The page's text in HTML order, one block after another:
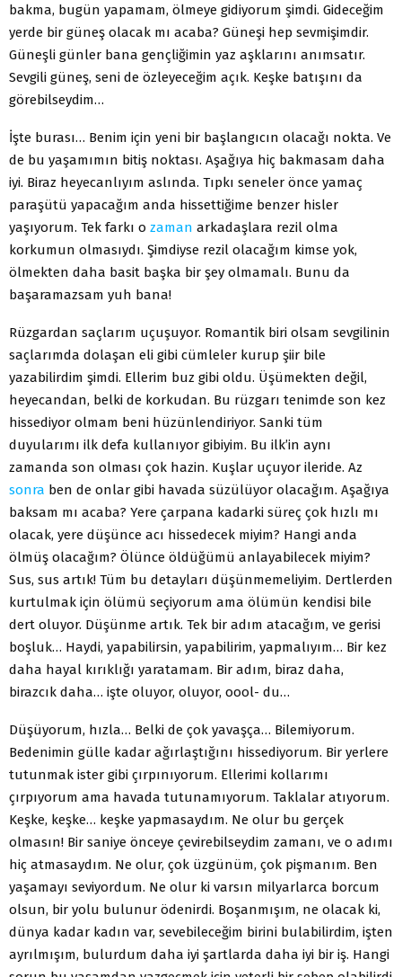
bakma, bugün yapamam, ölmeye gidiyorum şimdi. Gideceğim
yerde bir güneş olacak mı acaba? Güneşi hep sevmişimdir.
Güneşli günler bana gençliğimin yaz aşklarını anımsatır.
Sevgili güneş, seni de özleyeceğim açık. Keşke batışını da
görebilseydim…
İşte burası… Benim için yeni bir başlangıcın olacağı nokta. Ve
de bu yaşamımın bitiş noktası. Aşağıya hiç bakmasam daha
iyi. Biraz heyecanlıyım aslında. Tıpkı seneler önce yamaç
paraşütü yapacağım anda hissettiğime benzer hisler
yaşıyorum. Tek farkı o zaman arkadaşlara rezil olma
korkumun olmasıydı. Şimdiyse rezil olacağım kimse yok,
ölmekten daha basit başka bir şey olmamalı. Bunu da
başaramazsam yuh bana!
Rüzgardan saçlarım uçuşuyor. Romantik biri olsam sevgilinin
saçlarımda dolaşan eli gibi cümleler kurup şiir bile
yazabilirdim şimdi. Ellerim buz gibi oldu. Üşümekten değil,
heyecandan, belki de korkudan. Bu rüzgarı tenimde son kez
hissediyor olmam beni hüzünlendiriyor. Sanki tüm
duyularımı ilk defa kullanıyor gibiyim. Bu ilk’in aynı
zamanda son olması çok hazin. Kuşlar uçuyor ileride. Az
sonra ben de onlar gibi havada süzülüyor olacağım. Aşağıya
baksam mı acaba? Yere çarpana kadarki süreç çok hızlı mı
olacak, yere düşünce acı hissedecek miyim? Hangi anda
ölmüş olacağım? Ölünce öldüğümü anlayabilecek miyim?
Sus, sus artık! Tüm bu detayları düşünmemeliyim. Dertlerden
kurtulmak için ölümü seçiyorum ama ölümün kendisi bile
dert oluyor. Düşünme artık. Tek bir adım atacağım, ve gerisi
boşluk… Haydi, yapabilirsin, yapabilirim, yapmalıyım… Bir kez
daha hayal kırıklığı yaratamam. Bir adım, biraz daha,
birazcık daha… işte oluyor, oluyor, oool- du…
Düşüyorum, hızla… Belki de çok yavaşça… Bilemiyorum.
Bedenimin gülle kadar ağırlaştığını hissediyorum. Bir yerlere
tutunmak ister gibi çırpınıyorum. Ellerimi kollarımı
çırpıyorum ama havada tutunamıyorum. Taklalar atıyorum.
Keşke, keşke… keşke yapmasaydım. Ne olur bu gerçek
olmasın! Bir saniye önceye çevirebilseydim zamanı, ve o adımı
hiç atmasaydım. Ne olur, çok üzgünüm, çok pişmanım. Ben
yaşamayı seviyordum. Ne olur ki varsın milyarlarca borcum
olsun, bir yolu bulunur ödenirdi. Boşanmışım, ne olacak ki,
dünya kadar kadın var, sevebileceğim birini bulabilirdim, işten
ayrılmışım, bulurdum daha iyi şartlarda daha iyi bir iş. Hangi